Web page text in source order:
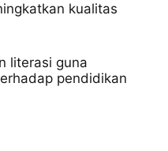
kualitas
literasi guna
pendidikan